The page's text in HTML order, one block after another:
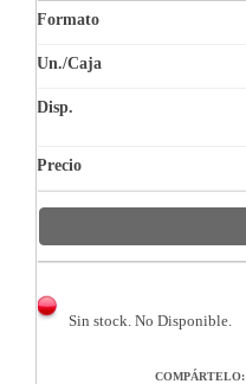
Sin stock. No Disponible.
COMPÁRTELO: